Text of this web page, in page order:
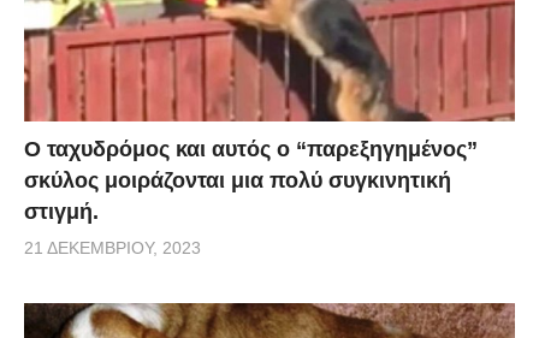
Ο ταχυδρόμος και αυτός ο “παρεξηγημένος”
σκύλος μοιράζονται μια πολύ συγκινητική
στιγμή.
21 ΔΕΚΕΜΒΡΊΟΥ, 2023